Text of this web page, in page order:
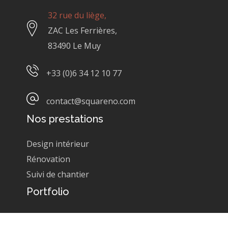
32 rue du liège,
ZAC Les Ferrières,
83490 Le Muy
+33 (0)6 34 12 10 77
contact@squareno.com
Nos prestations
Design intérieur
Rénovation
Suivi de chantier
Portfolio